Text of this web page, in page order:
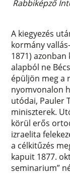
Rabbiképző
A kiegyezés
kormány
1871) azonban
alapból ne
épüljön meg a
nyomvonalon
utódai, Pauler
miniszterek.
körül erős
izraelita
a célkitűzés
kapuit 1877.
seminarium”